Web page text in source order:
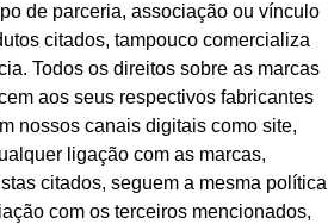
de parceria, associação ou vínculo
citados, tampouco comercializa
Todos os direitos sobre as marcas
aos seus respectivos fabricantes
nossos canais digitais como site,
ligação com as marcas,
citados, seguem a mesma política
com os terceiros mencionados,